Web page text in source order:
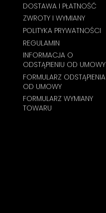
DOSTAWA I PŁATNOŚĆ
ZWROTY I WYMIANY
POLITYKA PRYWATNOŚCI
REGULAMIN
INFORMACJA O
ODSTĄPIENIU OD UMOWY
FORMULARZ ODSTĄPIENIA
OD UMOWY
FORMULARZ WYMIANY
TOWARU